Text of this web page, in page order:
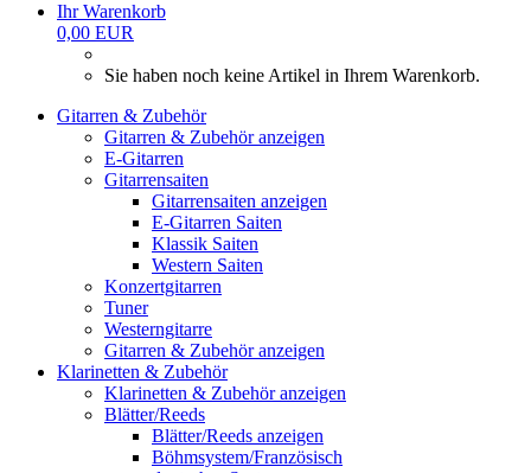
Ihr Warenkorb
0,00 EUR
Sie haben noch keine Artikel in Ihrem Warenkorb.
Gitarren & Zubehör
Gitarren & Zubehör anzeigen
E-Gitarren
Gitarrensaiten
Gitarrensaiten anzeigen
E-Gitarren Saiten
Klassik Saiten
Western Saiten
Konzertgitarren
Tuner
Westerngitarre
Gitarren & Zubehör anzeigen
Klarinetten & Zubehör
Klarinetten & Zubehör anzeigen
Blätter/Reeds
Blätter/Reeds anzeigen
Böhmsystem/Französisch